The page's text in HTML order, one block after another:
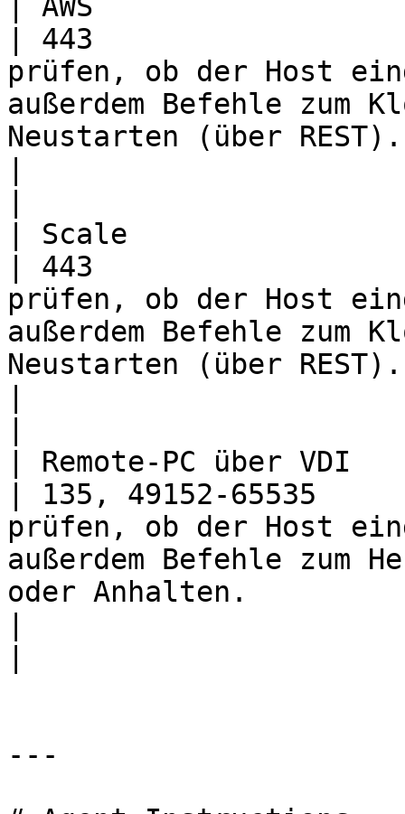
| 443                  |
prüfen, ob der Host
außerdem Befehle zum
Neustarten (über REST).
| Scale
| 443                  |
prüfen, ob der Host
außerdem Befehle zum
Neustarten (über REST).
| Remote-PC über
| 135, 49152-65535
prüfen, ob der Host
außerdem Befehle zum
oder Anhalten.
---